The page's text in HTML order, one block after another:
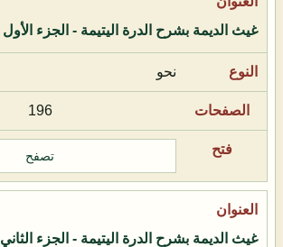
غيث الديمة بشرح الدرة اليتيمة - الجزء الأول
نحو
196
تصفح
غيث الديمة بشرح الدرة اليتيمة - الجزء الثاني